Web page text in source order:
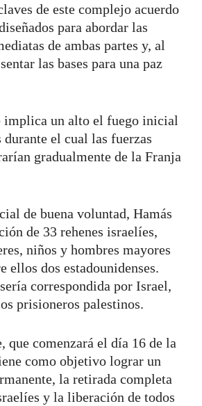
de este complejo acuerdo
para abordar las
de ambas partes y, al
las bases para una paz
implica un alto el fuego inicial
durante el cual las fuerzas
gradualmente de la Franja
de buena voluntad, Hamás
de 33 rehenes israelíes,
niños y hombres mayores
ellos dos estadounidenses.
correspondida por Israel,
prisioneros palestinos.
que comenzará el día 16 de la
como objetivo lograr un
la retirada completa
y la liberación de todos